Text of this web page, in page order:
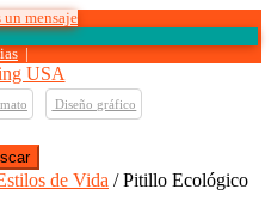
mensaje
Diseño gráfico
de Vida / Pitillo Ecológico